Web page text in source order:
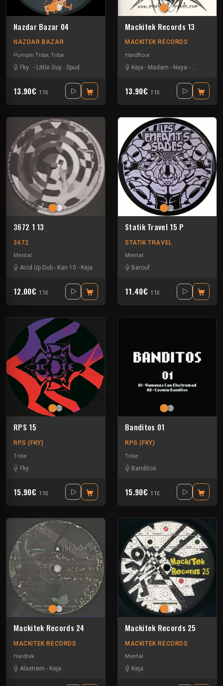
Nazdar Bazar 04
NAZDAR BAZAR
Pumpin Tribe, Tribe
Fky
- Little Guy - Spud
13.90€ TTC
Mackitek Records 13
MACKITEK RECORDS
Hardfloor
Keja - Madam - Neya - Yarkouy
13.90€ TTC
3672 1 13
3672
Mental
Acid Up Dub - Kan 10 - Keja
12.00€ TTC
Statik Travel 15 P
STATIK TRAVEL
Mental
Barouf
11.40€ TTC
RPS 15
RPS (FKY)
Tribe
Fky
15.90€ TTC
Banditos 01
RPS (FKY)
Tribe
Banditos
15.90€ TTC
Mackitek Records 24
MACKITEK RECORDS
Hardtek
Alextrem - Keja
Mackitek Records 25
MACKITEK RECORDS
Mental
Keja